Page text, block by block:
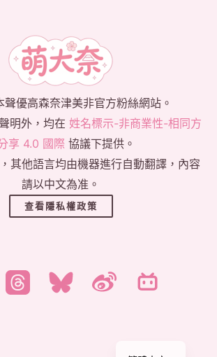
聲優高森奈津美非官方粉絲網站。
明外，均在 姓名標示-非商業性-相同方
享 4.0 國際 協議下提供。
其他語言均由機器進行自動翻譯，內容
請以中文為准。
查看隱私權政策
日本語